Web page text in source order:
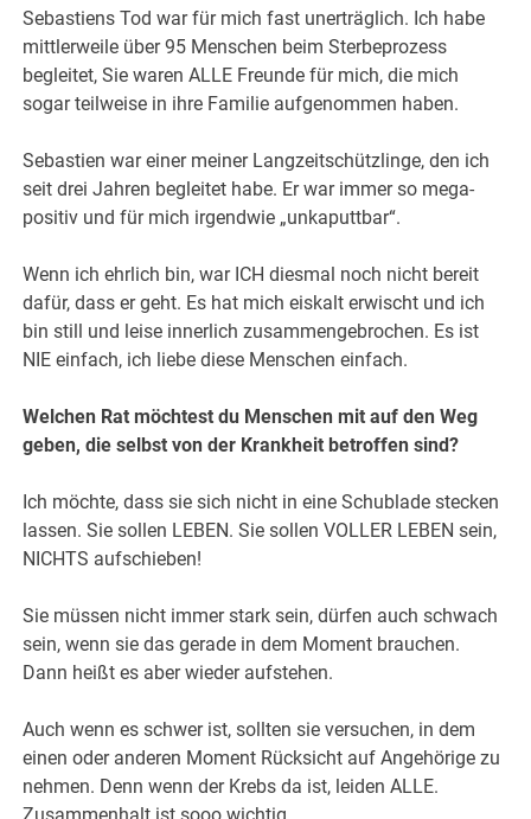
Sebastiens Tod war für mich fast unerträglich. Ich habe
mittlerweile über 95 Menschen beim Sterbeprozess
begleitet, Sie waren ALLE Freunde für mich, die mich
sogar teilweise in ihre Familie aufgenommen haben.
Sebastien war einer meiner Langzeitschützlinge, den ich
seit drei Jahren begleitet habe. Er war immer so mega-
positiv und für mich irgendwie „unkaputtbar“.
Wenn ich ehrlich bin, war ICH diesmal noch nicht bereit
dafür, dass er geht. Es hat mich eiskalt erwischt und ich
bin still und leise innerlich zusammengebrochen. Es ist
NIE einfach, ich liebe diese Menschen einfach.
Welchen Rat möchtest du Menschen mit auf den Weg
geben, die selbst von der Krankheit betroffen sind?
Ich möchte, dass sie sich nicht in eine Schublade stecken
lassen. Sie sollen LEBEN. Sie sollen VOLLER LEBEN sein,
NICHTS aufschieben!
Sie müssen nicht immer stark sein, dürfen auch schwach
sein, wenn sie das gerade in dem Moment brauchen.
Dann heißt es aber wieder aufstehen.
Auch wenn es schwer ist, sollten sie versuchen, in dem
einen oder anderen Moment Rücksicht auf Angehörige zu
nehmen. Denn wenn der Krebs da ist, leiden ALLE.